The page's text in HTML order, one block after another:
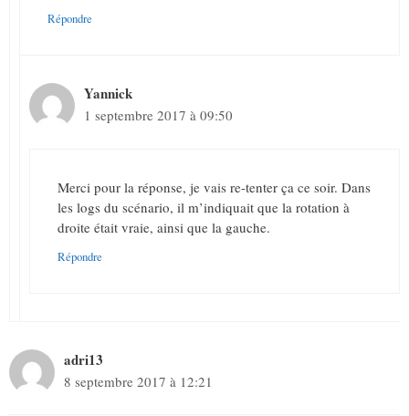
Répondre
Yannick
1 septembre 2017 à 09:50
Merci pour la réponse, je vais re-tenter ça ce soir. Dans
les logs du scénario, il m’indiquait que la rotation à
droite était vraie, ainsi que la gauche.
Répondre
adri13
8 septembre 2017 à 12:21